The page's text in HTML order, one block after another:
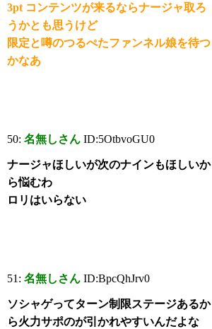
3pt コンテンツが来るならナージャ取ろ
うかとも思うけど
限定と噂のつるぺたファンネル娘を待つ
かなあ
50:名無しさん ID:5OtbvoGU0
ナージャほしいが次のナインもほしいか
ら悩むわ
ロリはいらない
51:名無しさん ID:BpcQhJrv0
ソシャゲってターン制限ステージあるか
ら火力サポのが引かれやすいんだよな